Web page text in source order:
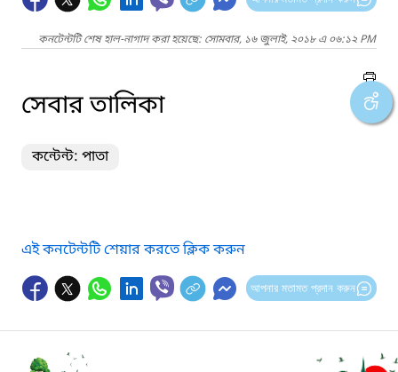
কনটেন্টটি শেষ হাল-নাগাদ করা হয়েছে: সোমবার, ১৬ জুলাই, ২০১৮ এ ০৬:১২ PM
সেবার তালিকা
কন্টেন্ট: পাতা
এই কনটেন্টটি শেয়ার করতে ক্লিক করুন
আপনার মতামত প্রদান করুন